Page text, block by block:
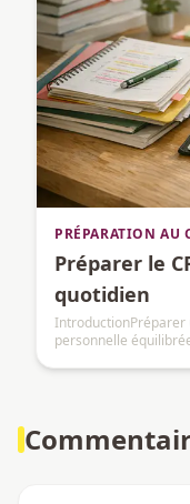
PRÉPARATION AU
Préparer le
quotidien
IntroductionPréparer
personnelle